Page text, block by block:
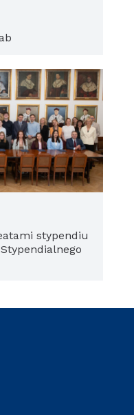
stypendiu